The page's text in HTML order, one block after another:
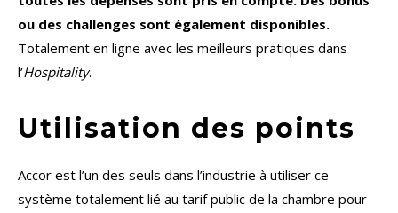
ou des challenges sont également disponibles.
Totalement en ligne avec les meilleurs pratiques dans
l’Hospitality.
Utilisation des points
Accor est l’un des seuls dans l’industrie à utiliser ce
système totalement lié au tarif public de la chambre pour